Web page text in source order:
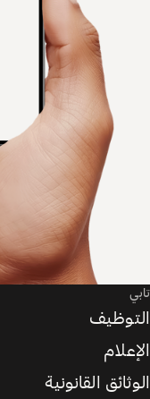
تابي
التوظيف
الإعلام
الوثائق القانونية